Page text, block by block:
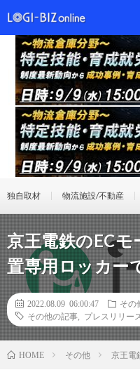
独自取材 物流施設/不動産
京王電鉄のEC
置専用ロッカー
2022.08.09 06:00:47
その
その他の記事
プレスリリー
HOME その他 京王電